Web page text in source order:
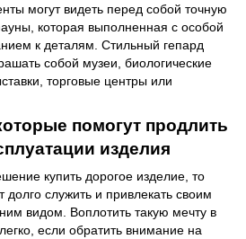
могут видеть перед собой точную
которая выполненная с особой
к деталям. Стильный гепард
собой музеи, биологические
торговые центры или
помогут продлить
изделия
купить дорогое изделие, то
долго служить и привлекать своим
видом. Воплотить такую мечту в
если обратить внимание на